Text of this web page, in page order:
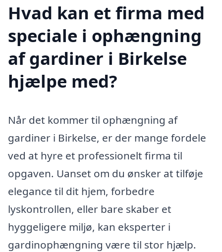
Hvad kan et firma med
speciale i ophængning
af gardiner i Birkelse
hjælpe med?
Når det kommer til ophængning af
gardiner i Birkelse, er der mange fordele
ved at hyre et professionelt firma til
opgaven. Uanset om du ønsker at tilføje
elegance til dit hjem, forbedre
lyskontrollen, eller bare skaber et
hyggeligere miljø, kan eksperter i
gardinophængning være til stor hjælp.